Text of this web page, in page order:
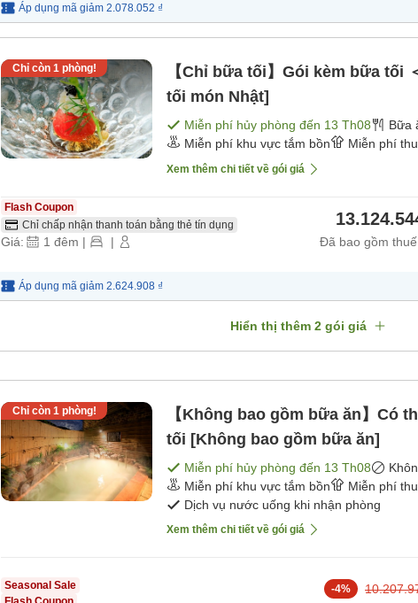
Áp dụng mã giảm 2.078.052 ₫
Chỉ còn 1 phòng!
【Chỉ bữa tối】Gói kèm bữa tối
tối món Nhật]
Miễn phí hủy phòng đến 13 Th08 Bữa
Miễn phí khu vực tắm bồn
Miễn phí
Xem thêm chi tiết về gói giá
Flash Coupon
Chỉ chấp nhận thanh toán bằng thẻ tín dụng
Giá: 1 đêm | | Đã bao gồm
Áp dụng mã giảm 2.624.908 ₫
Hiển thị thêm 2 gói giá
Chỉ còn 1 phòng!
【Không bao gồm bữa ăn】Có
tối [Không bao gồm bữa ăn]
Miễn phí hủy phòng đến 13 Th08
Miễn phí khu vực tắm bồn
Miễn phí
Dịch vụ nước uống khi nhận phòng
Xem thêm chi tiết về gói giá
Seasonal Sale
-4%